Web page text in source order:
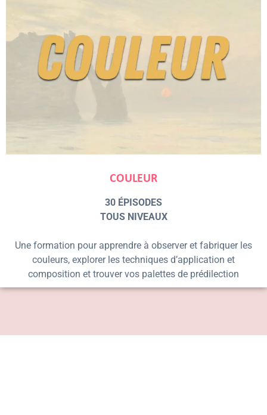
COULEUR
30 ÉPISODES
TOUS NIVEAUX
Une formation pour apprendre à observer et fabriquer les
couleurs, explorer les techniques d’application et
composition et trouver vos palettes de prédilection